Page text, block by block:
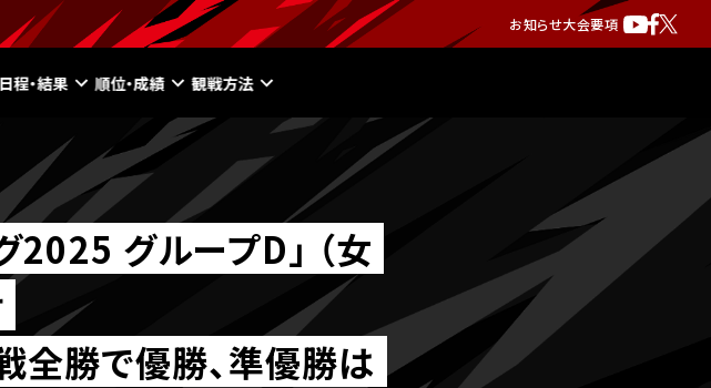
お知らせ大会要項
日程・結果 順位・成績 観戦方法
グループD｣ （女
全勝で優勝、準優勝は